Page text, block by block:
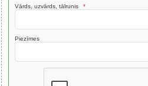
Vārds, uzvārds, tālrunis
*
Piezīmes